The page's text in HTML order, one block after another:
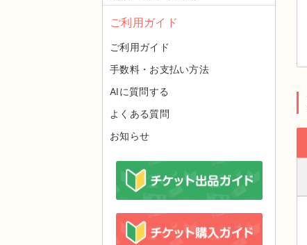
ご利用ガイド
ご利用ガイド
手数料・お支払い方法
AIに質問する
よくある質問
お知らせ